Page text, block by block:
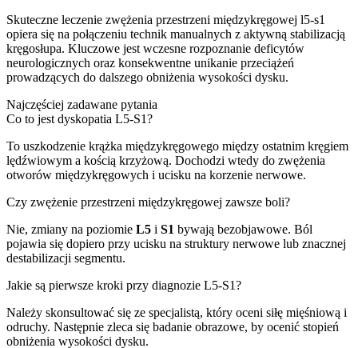
Skuteczne leczenie zwężenia przestrzeni międzykręgowej l5-s1
opiera się na połączeniu technik manualnych z aktywną stabilizacją
kręgosłupa. Kluczowe jest wczesne rozpoznanie deficytów
neurologicznych oraz konsekwentne unikanie przeciążeń
prowadzących do dalszego obniżenia wysokości dysku.
Najczęściej zadawane pytania
Co to jest dyskopatia L5-S1?
To uszkodzenie krążka międzykręgowego między ostatnim kręgiem
lędźwiowym a kością krzyżową. Dochodzi wtedy do zwężenia
otworów międzykręgowych i ucisku na korzenie nerwowe.
Czy zwężenie przestrzeni międzykręgowej zawsze boli?
Nie, zmiany na poziomie L5 i S1 bywają bezobjawowe. Ból
pojawia się dopiero przy ucisku na struktury nerwowe lub znacznej
destabilizacji segmentu.
Jakie są pierwsze kroki przy diagnozie L5-S1?
Należy skonsultować się ze specjalistą, który oceni siłę mięśniową i
odruchy. Następnie zleca się badanie obrazowe, by ocenić stopień
obniżenia wysokości dysku.